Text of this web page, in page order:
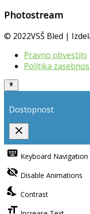
Photostream
© 2022VSŠ Bled |
Pravno obvestilo
Politika
Dostopnost
close
Toggle
visibility
Accessibility
keyboard Keyboard Navigation
visibility_off Disable Animations
nights_stay Contrast
format_size